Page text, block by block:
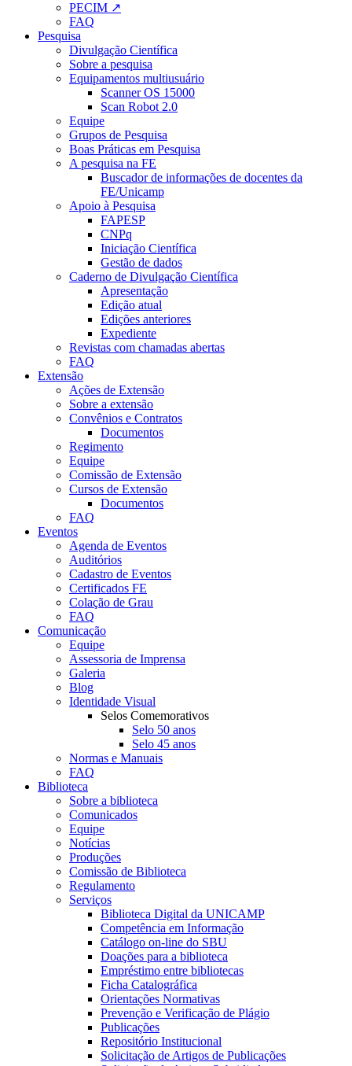
PECIM ↗
FAQ
Pesquisa
Divulgação Científica
Sobre a pesquisa
Equipamentos multiusuário
Scanner OS 15000
Scan Robot 2.0
Equipe
Grupos de Pesquisa
Boas Práticas em Pesquisa
A pesquisa na FE
Buscador de informações de docentes da
FE/Unicamp
Apoio à Pesquisa
FAPESP
CNPq
Iniciação Científica
Gestão de dados
Caderno de Divulgação Científica
Apresentação
Edição atual
Edições anteriores
Expediente
Revistas com chamadas abertas
FAQ
Extensão
Ações de Extensão
Sobre a extensão
Convênios e Contratos
Documentos
Regimento
Equipe
Comissão de Extensão
Cursos de Extensão
Documentos
FAQ
Eventos
Agenda de Eventos
Auditórios
Cadastro de Eventos
Certificados FE
Colação de Grau
FAQ
Comunicação
Equipe
Assessoria de Imprensa
Galeria
Blog
Identidade Visual
Selos Comemorativos
Selo 50 anos
Selo 45 anos
Normas e Manuais
FAQ
Biblioteca
Sobre a biblioteca
Comunicados
Equipe
Notícias
Produções
Comissão de Biblioteca
Regulamento
Serviços
Biblioteca Digital da UNICAMP
Competência em Informação
Catálogo on-line do SBU
Doações para a biblioteca
Empréstimo entre bibliotecas
Ficha Catalográfica
Orientações Normativas
Prevenção e Verificação de Plágio
Publicações
Repositório Institucional
Solicitação de Artigos de Publicações